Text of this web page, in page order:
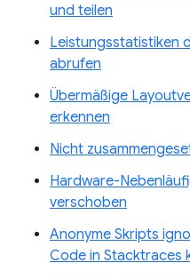
und teilen
Leistungsstatistiken
abrufen
Übermäßige
erkennen
Nicht
Hardware-
verschoben
Anonyme Skripts
Code in Stacktraces